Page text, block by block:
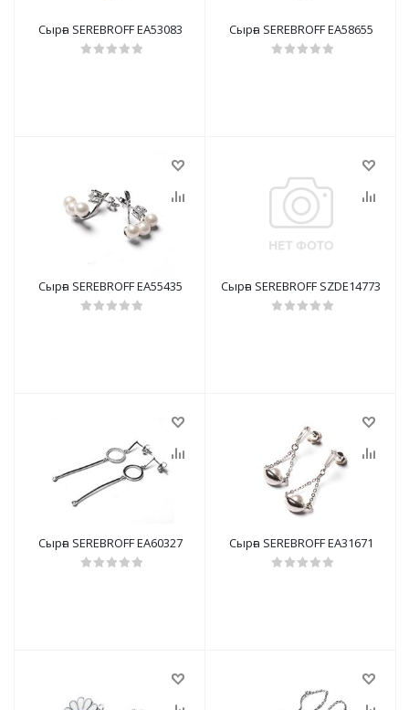
Сырға SEREBROFF EA53083 Сырға SEREBROFF EA58655
Сырға SEREBROFF EA55435 Сырға SEREBROFF SZDE14773
Сырға SEREBROFF EA60327 Сырға SEREBROFF EA31671